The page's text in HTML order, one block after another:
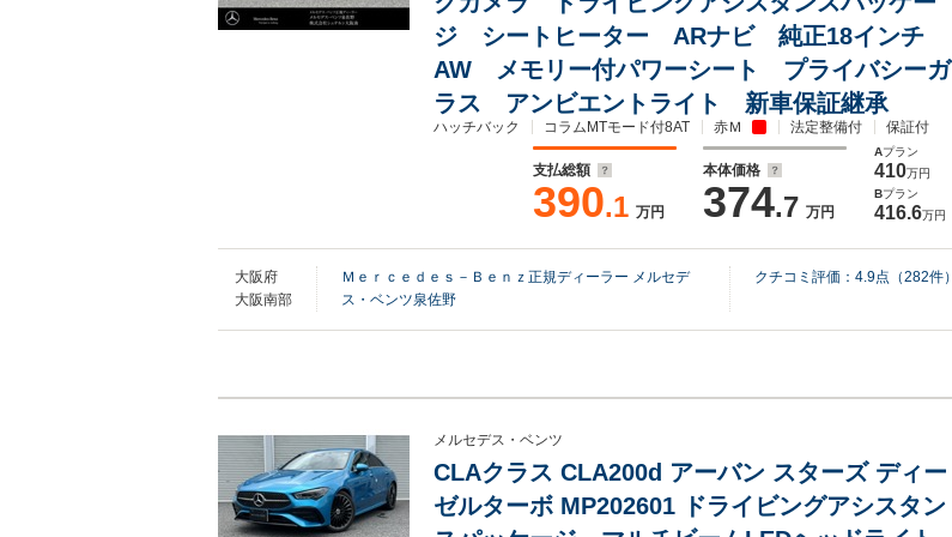
ジ シートヒーター ARナビ 純正18インチ
AW メモリー付パワーシート プライバシーガ
ラス アンビエントライト 新車保証継承
ハッチバック コラムMTモード付8AT 赤Ｍ 法定整備付 保証付
支払総額
390.1 万円
本体価格
374.7 万円
Aプラン
410万円
Bプラン
416.6万円
大阪府
大阪南部
Ｍｅｒｃｅｄｅｓ－Ｂｅｎｚ正規ディーラー メルセデ
ス・ベンツ泉佐野
クチコミ評価： 4.9点（282件）
メルセデス・ベンツ
CLAクラス CLA200d アーバン スターズ ディー
ゼルターボ MP202601 ドライビングアシスタン